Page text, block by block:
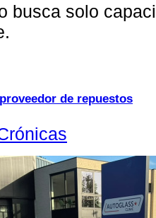
busca solo
de repuestos